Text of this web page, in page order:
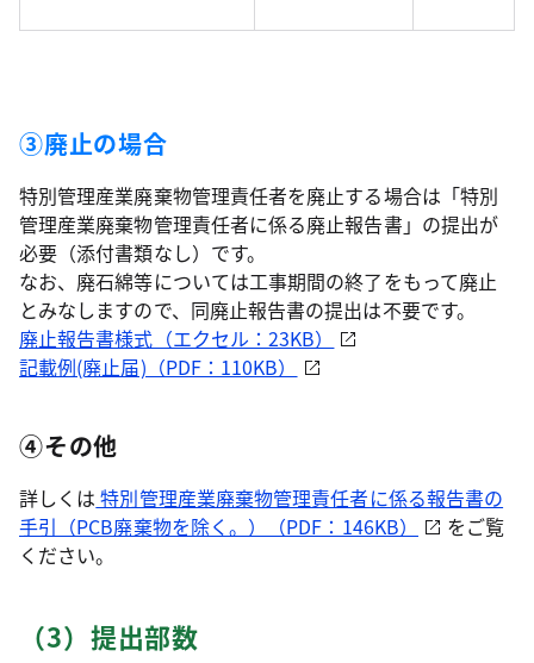
③廃止の場合
特別管理産業廃棄物管理責任者を廃止する場合は「特別
管理産業廃棄物管理責任者に係る廃止報告書」の提出が
必要（添付書類なし）です。
なお、廃石綿等については工事期間の終了をもって廃止
とみなしますので、同廃止報告書の提出は不要です。
廃止報告書様式（エクセル：23KB）
記載例(廃止届)（PDF：110KB）
④その他
詳しくは 特別管理産業廃棄物管理責任者に係る報告書の
手引（PCB廃棄物を除く。）（PDF：146KB）
をご覧
ください。
（3）提出部数